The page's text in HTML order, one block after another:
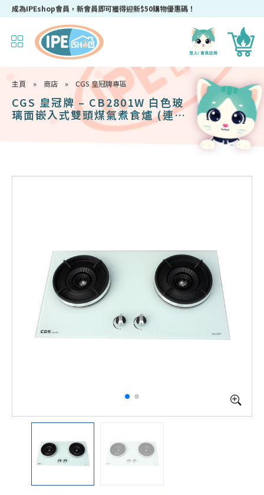
成為IPEshop會員，新會員即可獲得迎新$50購物優惠碼！
主頁 » 商店 » CGS 皇冠牌專區
CGS 皇冠牌 – CB2801W 白色玻
璃面嵌入式雙頭煤氣煮食爐 (連標